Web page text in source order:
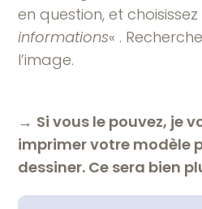
en question, et
informations« .
l’image.
→ Si vous le pouvez, je
imprimer votre modèle
dessiner. Ce sera bien